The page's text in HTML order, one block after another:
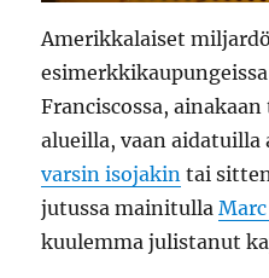
Amerikkalaiset
Franciscossa,
alueilla, vaan
varsin isojakin tai
jutussa mainitulla
kuulemma julistanut